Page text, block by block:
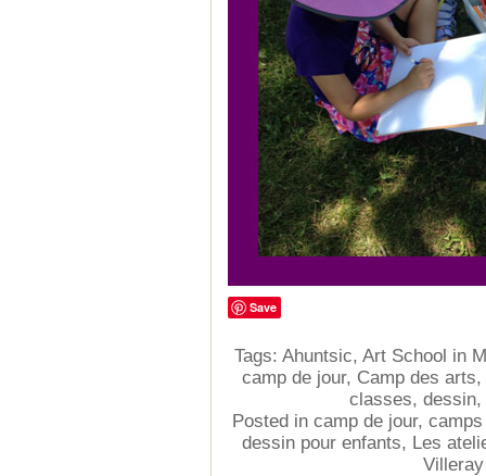
Save
Tags: Ahuntsic, Art School in
camp de jour, Camp des arts,
classes, dessin,
Posted in camp de jour,
dessin pour enfants, Les
Villeray